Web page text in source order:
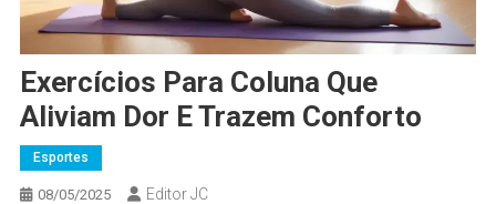
Exercícios Para Coluna Que
Aliviam Dor E Trazem Conforto
Esportes
08/05/2025 Editor JC